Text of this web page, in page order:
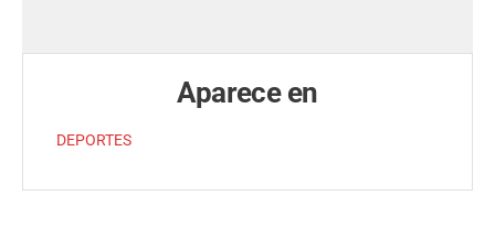
Aparece en
DEPORTES